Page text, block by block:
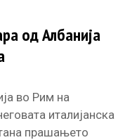
од Албанија
во Рим на
италијанска
прашањето